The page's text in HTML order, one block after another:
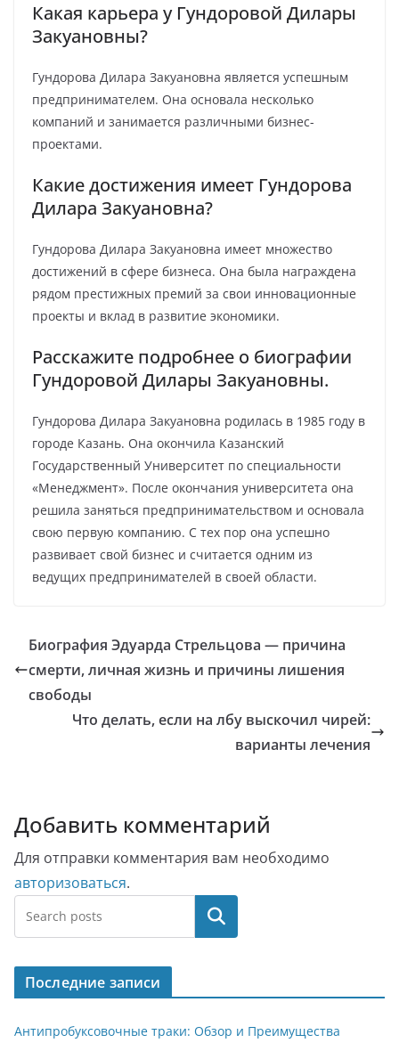
Какая карьера у Гундоровой Дилары
Закуановны?
Гундорова Дилара Закуановна является успешным
предпринимателем. Она основала несколько
компаний и занимается различными бизнес-
проектами.
Какие достижения имеет Гундорова
Дилара Закуановна?
Гундорова Дилара Закуановна имеет множество
достижений в сфере бизнеса. Она была награждена
рядом престижных премий за свои инновационные
проекты и вклад в развитие экономики.
Расскажите подробнее о биографии
Гундоровой Дилары Закуановны.
Гундорова Дилара Закуановна родилась в 1985 году в
городе Казань. Она окончила Казанский
Государственный Университет по специальности
«Менеджмент». После окончания университета она
решила заняться предпринимательством и основала
свою первую компанию. С тех пор она успешно
развивает свой бизнес и считается одним из
ведущих предпринимателей в своей области.
Биография Эдуарда Стрельцова — причина
смерти, личная жизнь и причины лишения
свободы
Что делать, если на лбу выскочил чирей:
варианты лечения
Добавить комментарий
Для отправки комментария вам необходимо
авторизоваться.
Поиск
Последние записи
Антипробуксовочные траки: Обзор и Преимущества